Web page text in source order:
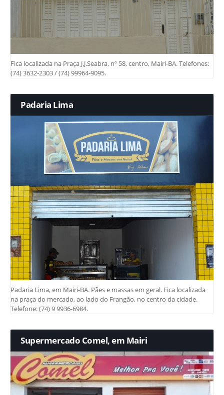
Fica localizada na Praça J.J.Seabra, nº 58, centro, Mairi-BA. Telefones:
(74) 3632-2303 / (74) 99964-9095.
Padaria Lima
Padaria Lima, em Mairi-BA. Pães e massas em geral. Fica localizada
na praça do mercado, ao lado do Frangão, no centro da cidade.
Telefone: (74) 9 9936-6984.
Supermercado Comel, em Mairi